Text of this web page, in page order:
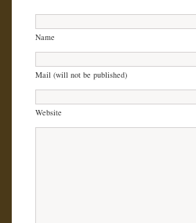
Name
Mail (will not be published)
Website